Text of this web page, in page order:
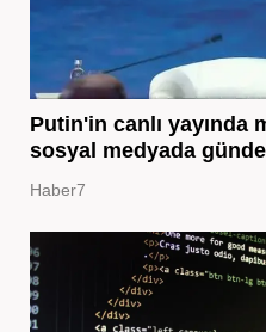
Putin'in canlı yayında
sosyal medyada
Haber7